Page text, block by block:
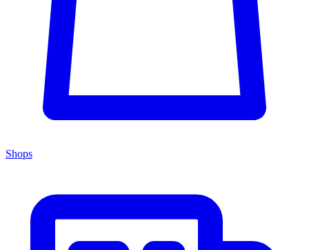
Shops